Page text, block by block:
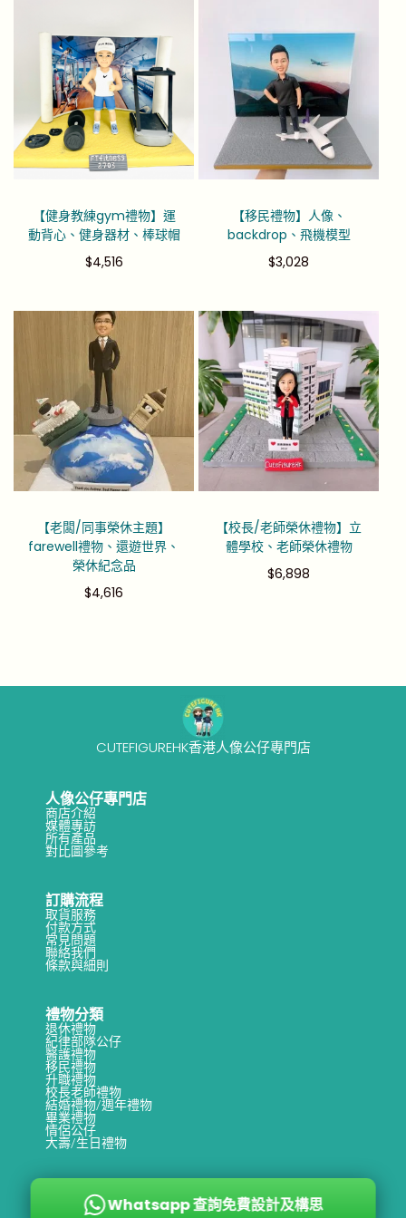
Whatsapp 查詢免費設計及構思
【健身教練gym禮物】運
動背心、健身器材、棒球帽
$4,516
【移民禮物】人像、
backdrop、飛機模型
$3,028
【老闆/同事榮休主題】
farewell禮物、還遊世界、
榮休紀念品
$4,616
【校長/老師榮休禮物】立
體學校、老師榮休禮物
$6,898
CUTEFIGUREHK香港人像公仔專門店
人像公仔專門店
商店介紹
媒體專訪
所有產品
對比圖參考
訂購流程
取貨服務
付款方式
常見問題
聯絡我們
條款與細則
禮物分類
退休禮物
紀律部隊公仔
醫護禮物
移民禮物
升職禮物
校長老師禮物
結婚禮物/週年禮物
畢業禮物
情侶公仔
大壽/生日禮物